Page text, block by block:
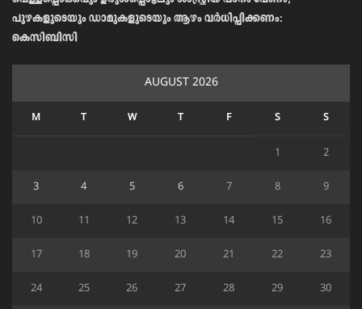
പുഴകളുടെയും ഡാമുകളുടെയും ആഴം വര്‍ധിപ്പിക്കണം:
കെസിബിസി
AUGUST 2026
M T W T F S S
1 2
3 4 5 6 7 8 9
10 11 12 13 14 15 16
17 18 19 20 21 22 23
24 25 26 27 28 29 30